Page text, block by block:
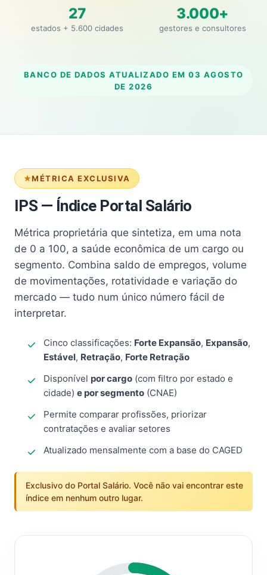
27
estados + 5.600 cidades
3.000+
gestores e consultores
BANCO DE DADOS ATUALIZADO EM 03 AGOSTO
DE 2026
MÉTRICA EXCLUSIVA
IPS — Índice Portal Salário
Métrica proprietária que sintetiza, em uma nota
de 0 a 100, a saúde econômica de um cargo ou
segmento. Combina saldo de empregos, volume
de movimentações, rotatividade e variação do
mercado — tudo num único número fácil de
interpretar.
Cinco classificações: Forte Expansão, Expansão,
Estável, Retração, Forte Retração
Disponível por cargo (com filtro por estado e
cidade) e por segmento (CNAE)
Permite comparar profissões, priorizar
contratações e avaliar setores
Atualizado mensalmente com a base do CAGED
Exclusivo do Portal Salário. Você não vai encontrar este
índice em nenhum outro lugar.